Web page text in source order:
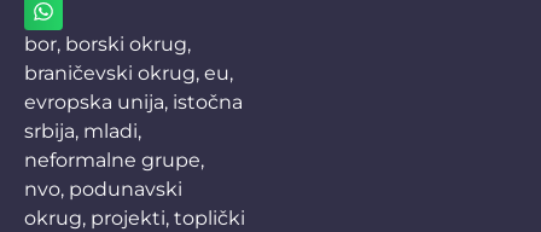
bor, borski okrug,
braničevski okrug, eu,
evropska unija, istočna
srbija, mladi,
neformalne grupe,
nvo, podunavski
okrug, projekti, toplički